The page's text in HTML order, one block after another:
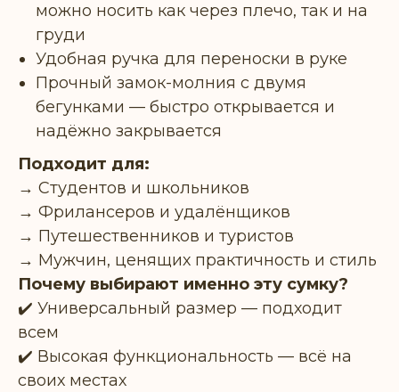
можно носить как через плечо, так и на
груди
Удобная ручка для переноски в руке
Прочный замок-молния с двумя
бегунками — быстро открывается и
надёжно закрывается
Подходит для:
→ Студентов и школьников
→ Фрилансеров и удалёнщиков
→ Путешественников и туристов
→ Мужчин, ценящих практичность и стиль
Почему выбирают именно эту сумку?
✔️ Универсальный размер — подходит
всем
✔️ Высокая функциональность — всё на
своих местах